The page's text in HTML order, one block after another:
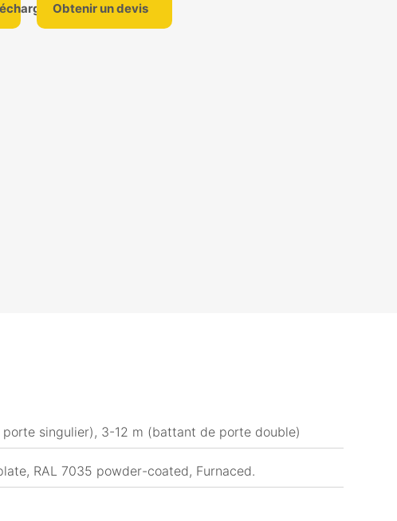
Obtenir un devis
singulier), 3-12 m (battant de porte double)
RAL 7035 powder-coated, Furnaced.